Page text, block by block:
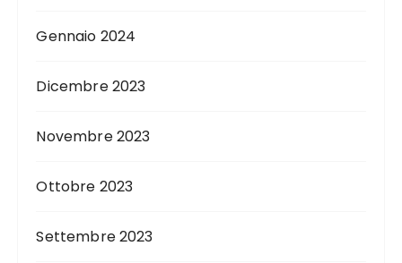
Gennaio 2024
Dicembre 2023
Novembre 2023
Ottobre 2023
Settembre 2023